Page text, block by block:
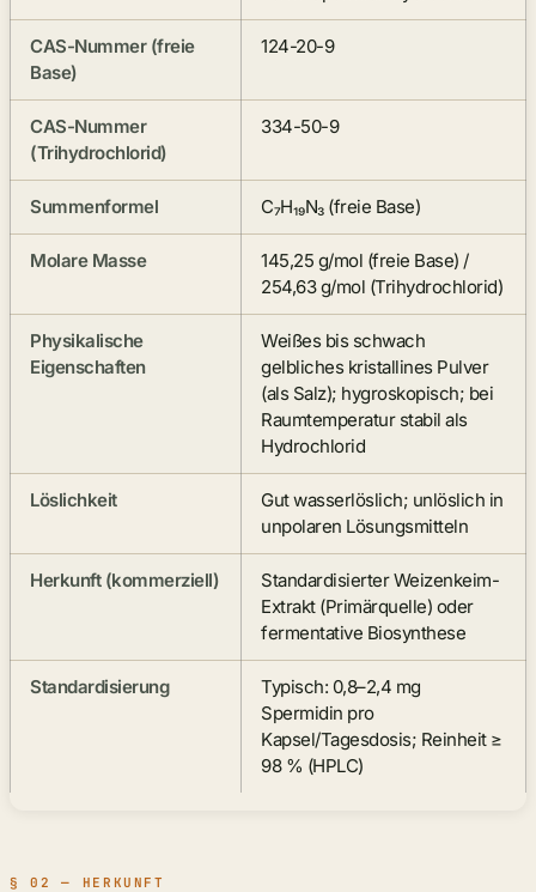
CAS-Nummer (freie
Base)
124-20-9
CAS-Nummer
(Trihydrochlorid)
334-50-9
Summenformel C₇H₁₉N₃ (freie Base)
Molare Masse
145,25 g/mol (freie Base) /
254,63 g/mol (Trihydrochlorid)
Physikalische
Eigenschaften
Weißes bis schwach
gelbliches kristallines Pulver
(als Salz); hygroskopisch; bei
Raumtemperatur stabil als
Hydrochlorid
Löslichkeit
Gut wasserlöslich; unlöslich in
unpolaren Lösungsmitteln
Herkunft (kommerziell)
Standardisierter Weizenkeim-
Extrakt (Primärquelle) oder
fermentative Biosynthese
Standardisierung
Typisch: 0,8–2,4 mg
Spermidin pro
Kapsel/Tagesdosis; Reinheit ≥
98 % (HPLC)
§ 02 — HERKUNFT